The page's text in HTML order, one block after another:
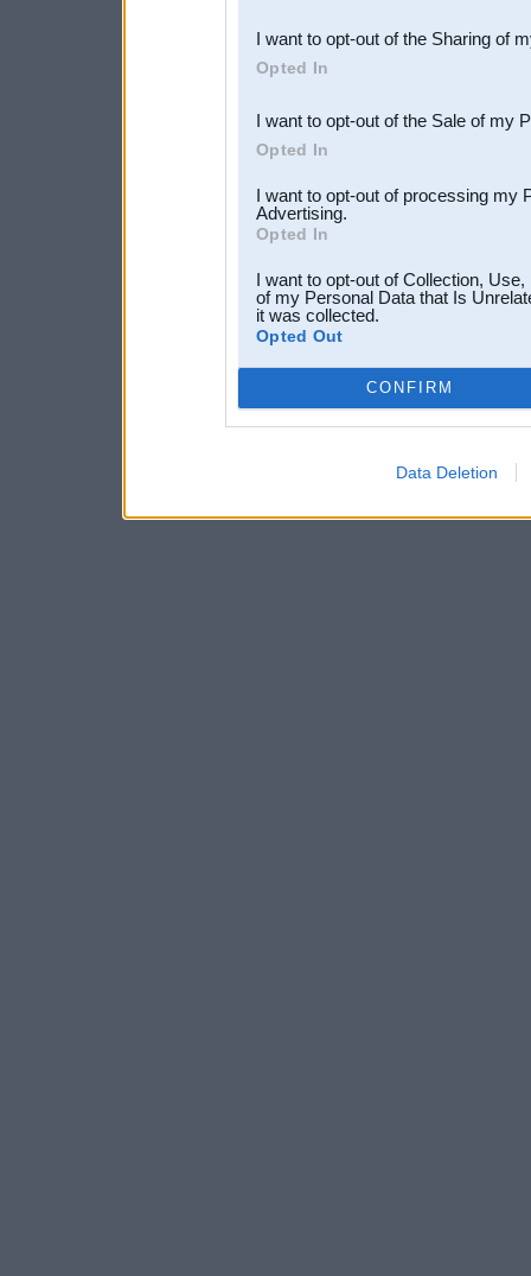
Downstream Participants
third parties.
I want to opt-out of the Sharing of
Opted In
I want to opt-out of the Sale of my
Opted In
I want to opt-out of processing my
Advertising.
Opted In
I want to opt-out of Collection,
of my Personal Data that Is
it was collected.
Opted Out
CONFIRM
Data Deletion